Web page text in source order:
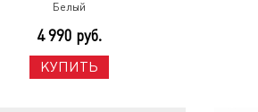
Белый
4 990 руб.
КУПИТЬ